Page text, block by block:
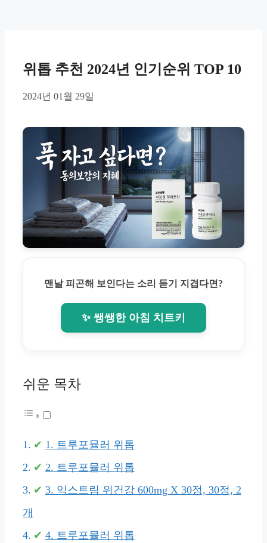
위톱 추천 2024년 인기순위 TOP 10
2024년 01월 29일
맨날 피곤해 보인다는 소리 듣기 지겹다면?
✨ 쌩쌩한 아침 치트키
쉬운 목차
1. 트루포뮬러 위톱
2. 트루포뮬러 위톱
3. 익스트림 위건강 600mg X 30정, 30정, 2
개
4. 트루포뮬러 위톱